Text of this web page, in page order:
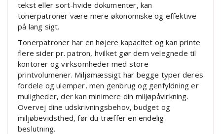
tekst eller sort-hvide dokumenter, kan
tonerpatroner være mere økonomiske og effektive
på lang sigt.
Tonerpatroner har en højere kapacitet og kan printe
flere sider pr. patron, hvilket gør dem velegnede til
kontorer og virksomheder med store
printvolumener. Miljømæssigt har begge typer deres
fordele og ulemper, men genbrug og genfyldning er
muligheder, der kan minimere din miljøpåvirkning.
Overvej dine udskrivningsbehov, budget og
miljøbevidsthed, før du træffer en endelig
beslutning.